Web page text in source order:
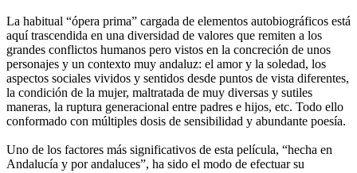
La habitual “ópera prima” cargada de elementos autobiográficos está
aquí trascendida en una diversidad de valores que remiten a los
grandes conflictos humanos pero vistos en la concreción de unos
personajes y un contexto muy andaluz: el amor y la soledad, los
aspectos sociales vividos y sentidos desde puntos de vista diferentes,
la condición de la mujer, maltratada de muy diversas y sutiles
maneras, la ruptura generacional entre padres e hijos, etc. Todo ello
conformado con múltiples dosis de sensibilidad y abundante poesía.
Uno de los factores más significativos de esta película, “hecha en
Andalucía y por andaluces”, ha sido el modo de efectuar su